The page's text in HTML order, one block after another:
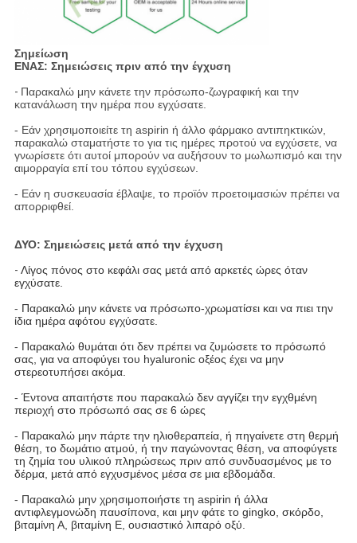
Σημείωση
ΕΝΑΣ: Σημειώσεις πριν από την έγχυση
- Παρακαλώ μην κάνετε την πρόσωπο-ζωγραφική και την
κατανάλωση την ημέρα που εγχύσατε.
- Εάν χρησιμοποιείτε τη aspirin ή άλλο φάρμακο αντιπηκτικών,
παρακαλώ σταματήστε το για τις ημέρες προτού να εγχύσετε, να
γνωρίσετε ότι αυτοί μπορούν να αυξήσουν το μωλωπισμό και την
αιμορραγία επί του τόπου εγχύσεων.
- Εάν η συσκευασία έβλαψε, το προϊόν προετοιμασιών πρέπει να
απορριφθεί.
ΔΥΟ: Σημειώσεις μετά από την έγχυση
- Λίγος πόνος στο κεφάλι σας μετά από αρκετές ώρες όταν
εγχύσατε.
- Παρακαλώ μην κάνετε να πρόσωπο-χρωματίσει και να πιει την
ίδια ημέρα αφότου εγχύσατε.
- Παρακαλώ θυμάται ότι δεν πρέπει να ζυμώσετε το πρόσωπό
σας, για να αποφύγει του hyaluronic οξέος έχει να μην
στερεοτυπήσει ακόμα.
- Έντονα απαιτήστε που παρακαλώ δεν αγγίζει την εγχθμένη
περιοχή στο πρόσωπό σας σε 6 ώρες
- Παρακαλώ μην πάρτε την ηλιοθεραπεία, ή πηγαίνετε στη θερμή
θέση, το δωμάτιο ατμού, ή την παγώνοντας θέση, να αποφύγετε
τη ζημία του υλικού πληρώσεως πριν από συνδυασμένος με το
δέρμα, μετά από εγχυσμένος μέσα σε μια εβδομάδα.
- Παρακαλώ μην χρησιμοποιήστε τη aspirin ή άλλα
αντιφλεγμονώδη παυσίπονα, και μην φάτε το gingko, σκόρδο,
βιταμίνη Α, βιταμίνη Ε, ουσιαστικό λιπαρό οξύ.